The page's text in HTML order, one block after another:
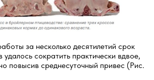
за несколько десятилетий срок
сократить практически вдвое,
повысив среднесуточный привес (Рис.